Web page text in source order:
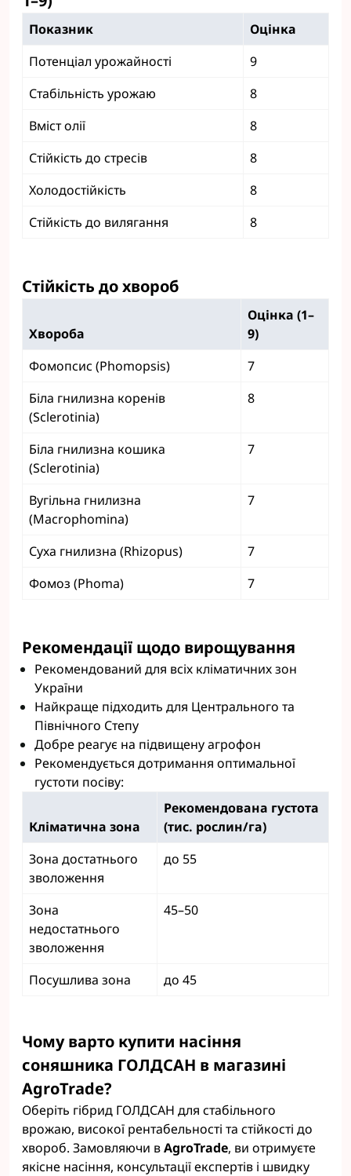
Показник
Оцінка
Потенціал урожайності
9
Стабільність урожаю
8
Вміст олії
8
Стійкість до стресів
8
Холодостійкість
8
Стійкість до вилягання
8
Стійкість до хвороб
Хвороба
Оцінка (1–
9)
Фомопсис (Phomopsis)
7
Біла гнилизна коренів
(Sclerotinia)
8
Біла гнилизна кошика
(Sclerotinia)
7
Вугільна гнилизна
(Macrophomina)
7
Суха гнилизна (Rhizopus)
7
Фомоз (Phoma)
7
Рекомендації щодо вирощування
Рекомендований для всіх кліматичних зон
України
Найкраще підходить для Центрального та
Північного Степу
Добре реагує на підвищену агрофон
Рекомендується дотримання оптимальної
густоти посіву:
Кліматична зона
Рекомендована густота
(тис. рослин/га)
Зона достатнього
зволоження
до 55
Зона
недостатнього
зволоження
45–50
Посушлива зона до 45
Чому варто купити насіння
соняшника ГОЛДСАН в магазині
AgroTrade?
Оберіть гібрид ГОЛДСАН для стабільного
врожаю, високої рентабельності та стійкості до
хвороб. Замовляючи вAgroTrade, ви отримуєте
якісне насіння, консультації експертів і швидку